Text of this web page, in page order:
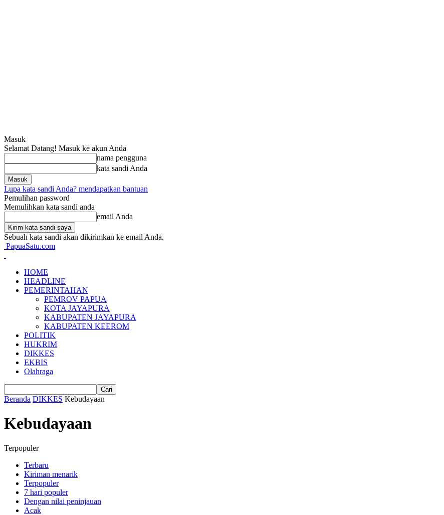
Masuk
Selamat Datang! Masuk ke akun Anda
nama pengguna
kata sandi Anda
Lupa kata sandi Anda? mendapatkan bantuan
Pemulihan password
Memulihkan kata sandi anda
email Anda
Sebuah kata sandi akan dikirimkan ke email Anda.
PapuaSatu.com
HOME
HEADLINE
PEMERINTAHAN
PEMROV PAPUA
KOTA JAYAPURA
KABUPATEN JAYAPURA
KABUPATEN KEEROM
POLITIK
HUKRIM
DIKKES
EKBIS
Olahraga
Beranda DIKKES Kebudayaan
Kebudayaan
Terpopuler
Terbaru
Kiriman menarik
Terpopuler
7 hari populer
Dengan nilai peninjauan
Acak